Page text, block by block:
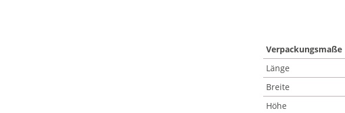
Verpackungsmaße
Länge
Breite
Höhe